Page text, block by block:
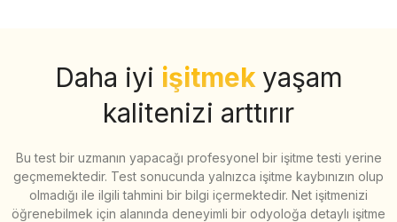
Daha iyi işitmek yaşam
kalitenizi arttırır
Bu test bir uzmanın yapacağı profesyonel bir işitme testi yerine
geçmemektedir. Test sonucunda yalnızca işitme kaybınızın olup
olmadığı ile ilgili tahmini bir bilgi içermektedir. Net işitmenizi
öğrenebilmek için alanında deneyimli bir odyoloğa detaylı işitme